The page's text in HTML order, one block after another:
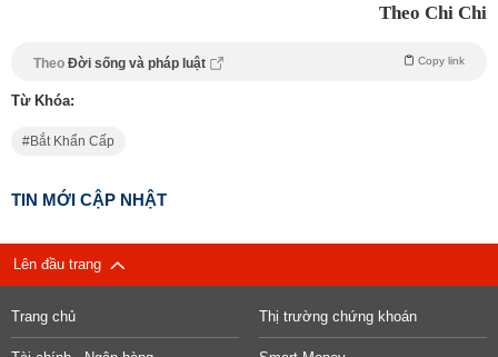
Theo Chi Chi
Theo Đời sống và pháp luật Copy link
Từ Khóa:
Bắt Khẩn Cấp
TIN MỚI CẬP NHẬT
Lên đầu trang
Trang chủ Thị trường chứng khoán